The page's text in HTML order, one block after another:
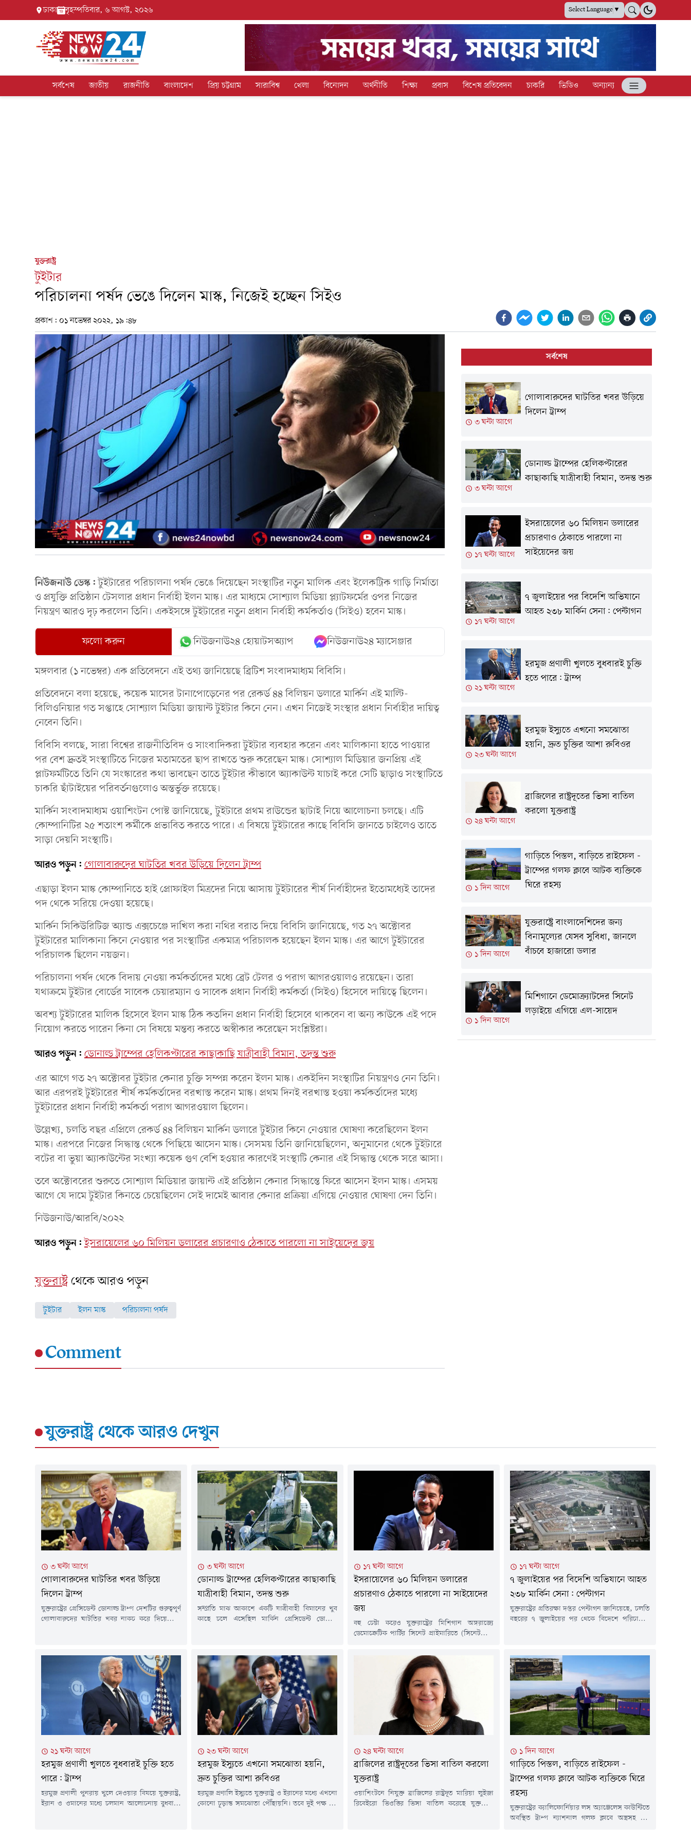
ঢাকা বৃহস্পতিবার, ৬ আগস্ট, ২০২৬ Select Language▼
সর্বশেষ জাতীয় রাজনীতি বাংলাদেশ প্রিয় চট্টগ্রাম সারাবিশ্ব খেলা বিনোদন অর্থনীতি শিক্ষা প্রবাস বিশেষ প্রতিবেদন চাকরি ভিডিও অন্যান্য
যুক্তরাষ্ট্র
টুইটার
পরিচালনা পর্ষদ ভেঙে দিলেন মাস্ক, নিজেই হচ্ছেন সিইও
প্রকাশ: ০১ নভেম্বর ২০২২, ১৯:৪৮
নিউজনাউ ডেস্ক:টুইটারের পরিচালনা পর্ষদ ভেঙে দিয়েছেন সংস্থাটির নতুন মালিক এবং ইলেকট্রিক গাড়ি নির্মাতা
ও প্রযুক্তি প্রতিষ্ঠান টেসলার প্রধান নির্বাহী ইলন মাস্ক। এর মাধ্যমে সোশ্যাল মিডিয়া প্ল্যাটফর্মের ওপর নিজের
নিয়ন্ত্রণ আরও দৃঢ় করলেন তিনি। একইসঙ্গে টুইটারের নতুন প্রধান নির্বাহী কর্মকর্তাও (সিইও) হবেন মাস্ক।
ফলো করুন নিউজনাউ২৪ হোয়াটসঅ্যাপ নিউজনাউ২৪ ম্যাসেঞ্জার
মঙ্গলবার (১ নভেম্বর) এক প্রতিবেদনে এই তথ্য জানিয়েছে ব্রিটিশ সংবাদমাধ্যম বিবিসি।
প্রতিবেদনে বলা হয়েছে, কয়েক মাসের টানাপোড়েনের পর রেকর্ড ৪৪ বিলিয়ন ডলারে মার্কিন এই মাল্টি-
বিলিওনিয়ার গত সপ্তাহে সোশ্যাল মিডিয়া জায়ান্ট টুইটার কিনে নেন। এখন নিজেই সংস্থার প্রধান নির্বাহীর দায়িত্ব
নেবেন তিনি।
বিবিসি বলছে, সারা বিশ্বের রাজনীতিবিদ ও সাংবাদিকরা টুইটার ব্যবহার করেন এবং মালিকানা হাতে পাওয়ার
পর বেশ দ্রুতই সংস্থাটিতে নিজের মতামতের ছাপ রাখতে শুরু করেছেন মাস্ক। সোশ্যাল মিডিয়ার জনপ্রিয় এই
প্লাটফর্মটিতে তিনি যে সংস্কারের কথা ভাবছেন তাতে টুইটার কীভাবে অ্যাকাউন্ট যাচাই করে সেটি ছাড়াও সংস্থাটিতে
চাকরি ছাঁটাইয়ের পরিবর্তনগুলোও অন্তর্ভুক্ত রয়েছে।
মার্কিন সংবাদমাধ্যম ওয়াশিংটন পোস্ট জানিয়েছে, টুইটারে প্রথম রাউন্ডের ছাটাই নিয়ে আলোচনা চলছে। এটি
কোম্পানিটির ২৫ শতাংশ কর্মীকে প্রভাবিত করতে পারে। এ বিষয়ে টুইটারের কাছে বিবিসি জানতে চাইলেও তাতে
সাড়া দেয়নি সংস্থাটি।
আরও পড়ুন: গোলাবারুদের ঘাটতির খবর উড়িয়ে দিলেন ট্রাম্প
এছাড়া ইলন মাস্ক কোম্পানিতে হাই প্রোফাইল মিত্রদের নিয়ে আসায় টুইটারের শীর্ষ নির্বাহীদের ইতোমধ্যেই তাদের
পদ থেকে সরিয়ে দেওয়া হয়েছে।
মার্কিন সিকিউরিটিজ অ্যান্ড এক্সচেঞ্জে দাখিল করা নথির বরাত দিয়ে বিবিসি জানিয়েছে, গত ২৭ অক্টোবর
টুইটারের মালিকানা কিনে নেওয়ার পর সংস্থাটির একমাত্র পরিচালক হয়েছেন ইলন মাস্ক। এর আগে টুইটারের
পরিচালক ছিলেন নয়জন।
পরিচালনা পর্ষদ থেকে বিদায় নেওয়া কর্মকর্তাদের মধ্যে ব্রেট টেলর ও পরাগ আগরওয়ালও রয়েছেন। তারা
যথাক্রমে টুইটার বোর্ডের সাবেক চেয়ারম্যান ও সাবেক প্রধান নির্বাহী কর্মকর্তা (সিইও) হিসেবে দায়িত্বে ছিলেন।
অবশ্য টুইটারের মালিক হিসেবে ইলন মাস্ক ঠিক কতদিন প্রধান নির্বাহী হিসেবে থাকবেন বা অন্য কাউকে এই পদে
নিয়োগ করতে পারেন কিনা সে বিষয়ে মন্তব্য করতে অস্বীকার করেছেন সংশ্লিষ্টরা।
আরও পড়ুন: ডোনাল্ড ট্রাম্পের হেলিকপ্টারের কাছাকাছি যাত্রীবাহী বিমান, তদন্ত শুরু
এর আগে গত ২৭ অক্টোবর টুইটার কেনার চুক্তি সম্পন্ন করেন ইলন মাস্ক। একইদিন সংস্থাটির নিয়ন্ত্রণও নেন তিনি।
আর এরপরই টুইটারের শীর্ষ কর্মকর্তাদের বরখাস্ত করেন মাস্ক। প্রথম দিনই বরখাস্ত হওয়া কর্মকর্তাদের মধ্যে
টুইটারের প্রধান নির্বাহী কর্মকর্তা পরাগ আগরওয়াল ছিলেন।
উল্লেখ্য, চলতি বছর এপ্রিলে রেকর্ড ৪৪ বিলিয়ন মার্কিন ডলারে টুইটার কিনে নেওয়ার ঘোষণা করেছিলেন ইলন
মাস্ক। এরপরে নিজের সিদ্ধান্ত থেকে পিছিয়ে আসেন মাস্ক। সেসময় তিনি জানিয়েছিলেন, অনুমানের থেকে টুইটারে
বটের বা ভুয়া অ্যাকাউন্টের সংখ্যা কয়েক গুণ বেশি হওয়ার কারণেই সংস্থাটি কেনার এই সিদ্ধান্ত থেকে সরে আসা।
তবে অক্টোবরের শুরুতে সোশ্যাল মিডিয়ার জায়ান্ট এই প্রতিষ্ঠান কেনার সিদ্ধান্তে ফিরে আসেন ইলন মাস্ক। এসময়
আগে যে দামে টুইটার কিনতে চেয়েছিলেন সেই দামেই আবার কেনার প্রক্রিয়া এগিয়ে নেওয়ার ঘোষণা দেন তিনি।
নিউজনাউ/আরবি/২০২২
আরও পড়ুন: ইসরায়েলের ৬০ মিলিয়ন ডলারের প্রচারণাও ঠেকাতে পারলো না সাইয়েদের জয়
যুক্তরাষ্ট্রথেকে আরও পড়ুন
টুইটার ইলন মাস্ক পরিচালনা পর্ষদ
Comment
সর্বশেষ
৩ ঘন্টা আগে
গোলাবারুদের ঘাটতির খবর উড়িয়ে
দিলেন ট্রাম্প
৩ ঘন্টা আগে
ডোনাল্ড ট্রাম্পের হেলিকপ্টারের
কাছাকাছি যাত্রীবাহী বিমান, তদন্ত শুরু
১৭ ঘন্টা আগে
ইসরায়েলের ৬০ মিলিয়ন ডলারের
প্রচারণাও ঠেকাতে পারলো না
সাইয়েদের জয়
১৭ ঘন্টা আগে
৭ জুলাইয়ের পর বিদেশি অভিযানে
আহত ২৩৮ মার্কিন সেনা: পেন্টাগন
২১ ঘন্টা আগে
হরমুজ প্রণালী খুলতে বুধবারই চুক্তি
হতে পারে: ট্রাম্প
২৩ ঘন্টা আগে
হরমুজ ইস্যুতে এখনো সমঝোতা
হয়নি, দ্রুত চুক্তির আশা রুবিওর
২৪ ঘন্টা আগে
ব্রাজিলের রাষ্ট্রদূতের ভিসা বাতিল
করলো যুক্তরাষ্ট্র
১ দিন আগে
গাড়িতে পিস্তল, বাড়িতে রাইফেল -
ট্রাম্পের গলফ ক্লাবে আটক ব্যক্তিকে
ঘিরে রহস্য
১ দিন আগে
যুক্তরাষ্ট্রে বাংলাদেশিদের জন্য
বিনামূল্যের যেসব সুবিধা, জানলে
বাঁচবে হাজারো ডলার
১ দিন আগে
মিশিগানে ডেমোক্র্যাটদের সিনেট
লড়াইয়ে এগিয়ে এল-সায়েদ
যুক্তরাষ্ট্র থেকে আরও দেখুন
৩ ঘন্টা আগে
গোলাবারুদের ঘাটতির খবর উড়িয়ে
দিলেন ট্রাম্প
যুক্তরাষ্ট্রের প্রেসিডেন্ট ডোনাল্ড ট্রাম্প দেশটির গুরুত্বপূর্ণ
গোলাবারুদের ঘাটতির খবর নাকচ করে দিয়েছেন।
হুঁশিয়ারিও দিয়েছেন।নিজের সামাজিক
যোগাযোগমাধ্যম ট্রুথ সোশ্যালে দেওয়া এক পোস্টে
ট্রাম্প বলেছেন, 'যুক্তরাষ্ট্রের কাছে বিপুল পরিমাণ
গোলাবারুদ রয়েছে, বিশেষ...
৩ ঘন্টা আগে
ডোনাল্ড ট্রাম্পের হেলিকপ্টারের কাছাকাছি
যাত্রীবাহী বিমান, তদন্ত শুরু
সম্প্রতি মাঝ আকাশে একটি যাত্রীবাহী বিমানের খুব
কাছে চলে এসেছিল মার্কিন প্রেসিডেন্ট ডোনাল্ড
হুমকি সৃষ্টি হয়নি।বৃহস্পতিবার (৬ আগস্ট) ভারতীয়
সংবাদমাধ্যম এনডিটিভির এক প্রতিবেদনে এ তথ্য
জানানো হয়েছে।বিষয়টি সম্পর্কে অবগত দুটি সূত্রের...
১৭ ঘন্টা আগে
ইসরায়েলের ৬০ মিলিয়ন ডলারের
প্রচারণাও ঠেকাতে পারলো না সাইয়েদের
জয়
বহু চেষ্টা করেও যুক্তরাষ্ট্রের মিশিগান অঙ্গরাজ্যে
ডেমোক্রেটিক পার্টির সিনেট প্রাইমারিতে (সিনেটপ্রার্থী
আল-সাইয়েদকে হারাতে পারল না ইসরায়েল।
ইসরায়েলপন্থি গোষ্ঠীগুলোর প্রায় ৬ কোটি ডলারেরও
(৬০ মিলিয়ন) বেশি নির্বাচনি প্রচারণার খরচকে বুড়ো
আঙুল দেখিয়ে ঐতিহাসিক মনোনয়ন লাভ করেছেন
আল-সাইয়েদ।বুধবার বিভিন্ন সংবাদমাধ্যমের
প্রতিবেদন থেকে এ তথ্য জানা গেছে।মঙ্গলবারের এ
১৭ ঘন্টা আগে
৭ জুলাইয়ের পর বিদেশি অভিযানে আহত
২৩৮ মার্কিন সেনা: পেন্টাগন
যুক্তরাষ্ট্রের প্রতিরক্ষা দপ্তর পেন্টাগন জানিয়েছে, চলতি
বছরের ৭ জুলাইয়ের পর থেকে বিদেশে পরিচালিত
অ্যানালাইসিস সিস্টেম। নতুন তথ্য অনুযায়ী, ২৬
জুলাই থেকে পেন্টাগন তাদের হতাহত সংক্রান্ত
তালিকায় *"ওভারসিজ অপারেশনস"* নামে নতুন
একটি বিভাগ যুক্ত...
২১ ঘন্টা আগে
হরমুজ প্রণালী খুলতে বুধবারই চুক্তি হতে
পারে: ট্রাম্প
হরমুজ প্রণালী পুনরায় খুলে দেওয়ার বিষয়ে যুক্তরাষ্ট্র,
ইরান ও ওমানের মধ্যে চলমান আলোচনায় বুধবারই
২৩ ঘন্টা আগে
হরমুজ ইস্যুতে এখনো সমঝোতা হয়নি,
দ্রুত চুক্তির আশা রুবিওর
হরমুজ প্রণালি ইস্যুতে যুক্তরাষ্ট্র ও ইরানের মধ্যে এখনো
কোনো চূড়ান্ত সমঝোতা পৌঁছায়নি। তবে দুই পক্ষ খুব
২৪ ঘন্টা আগে
ব্রাজিলের রাষ্ট্রদূতের ভিসা বাতিল করলো
যুক্তরাষ্ট্র
ওয়াশিংটনে নিযুক্ত ব্রাজিলের রাষ্ট্রদূত মারিয়া লুইজা
রিবেইরো ভিওত্তির ভিসা বাতিল করেছে যুক্তরাষ্ট্র।
১ দিন আগে
গাড়িতে পিস্তল, বাড়িতে রাইফেল -
ট্রাম্পের গলফ ক্লাবে আটক ব্যক্তিকে ঘিরে
রহস্য
যুক্তরাষ্ট্রের ক্যালিফোর্নিয়ার লস অ্যাঞ্জেলেস কাউন্টিতে
অবস্থিত ট্রাম্প ন্যাশনাল গলফ ক্লাবে অস্ত্রসহ এক